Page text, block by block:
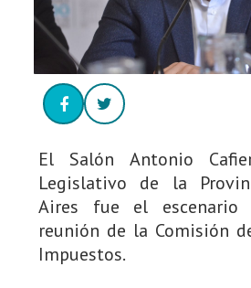
El Salón Antonio
Legislativo de la
Aires fue el escenario
reunión de la Comisión
Impuestos.